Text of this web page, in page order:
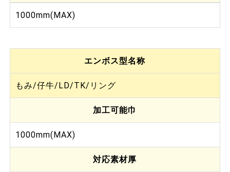
1000mm(MAX)
エンボス型名称
もみ/仔牛/LD/TK/リング
加工可能巾
1000mm(MAX)
対応素材厚